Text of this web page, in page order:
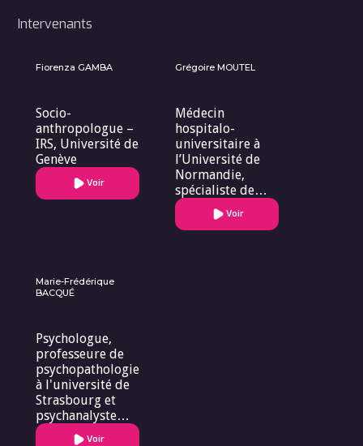
Intervenants
Fiorenza GAMBA
Socio-
anthropologue –
IRS, Université de
Genève
Voir
Grégoire MOUTEL
Médecin
hospitalo-
universitaire à
l’Université de
Normandie,
spécialiste de
médecine légale
et des questions
Voir
Marie-Frédérique
BACQUÉ
Psychologue,
professeure de
psychopathologie
à l'université de
Strasbourg et
psychanalyste
française
Voir